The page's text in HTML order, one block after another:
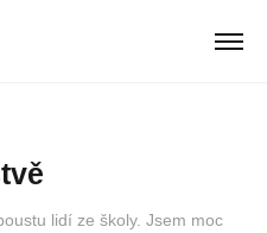
lidí ze školy. Jsem moc